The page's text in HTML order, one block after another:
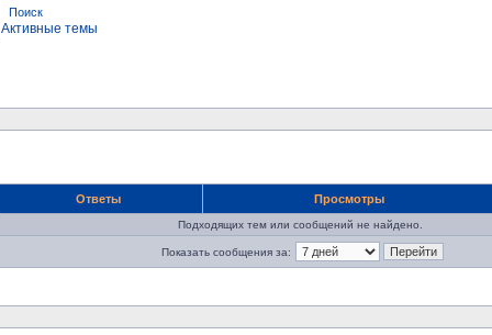
Поиск
Активные темы
Ответы Просмотры
Подходящих тем или сообщений не найдено.
Показать сообщения за: